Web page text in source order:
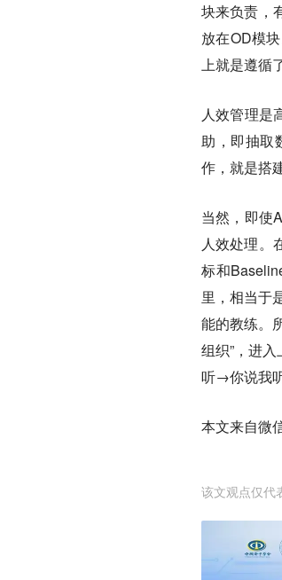
块来负责，
放在OD模
上就是遵循
人效管理是
助，即抽取
作，就是搭
当然，即使
人效处理。
标和
里，相当于
能的教练。
组织”，进
听→你说我
本文来自微
该文观点仅代